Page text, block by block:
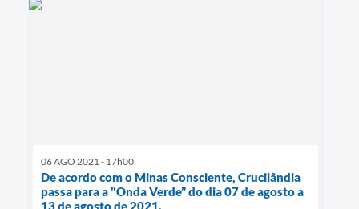
06 AGO 2021 - 17h00
De acordo com o Minas Consciente, Crucilândia
passa para a "Onda Verde” do dia 07 de agosto a
13 de agosto de 2021.